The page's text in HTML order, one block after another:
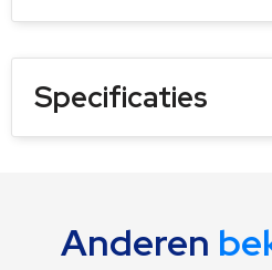
Specificaties
Anderen